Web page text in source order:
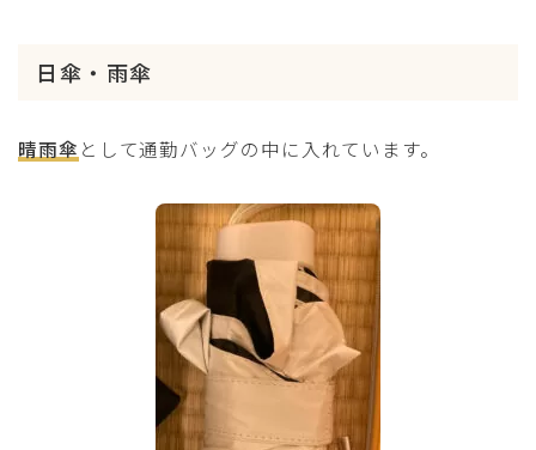
日傘・雨傘
晴雨傘 として通勤バッグの中に入れています。